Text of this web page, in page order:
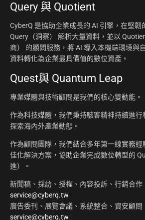
Query 與 Quotient
CyberQ 是協助企業成長的 AI 引擎，在堅韌
Query（洞察） 解析大量資料，並以
商） 的顧問服務，將 AI 導入本機端環境與
資料轉化為企業最具價值的數位資產。
Quest與 Quantum Leap
專業媒體與技術顧問是我們的核心雙動能。
作為科技媒體，我們秉持駭客精神持續進行
探索海內外產業動態。
作為顧問團隊，我們結合多年第一線實務
佳化解決方案，協助企業完成數位轉型的
進）。
新聞稿、採訪、授權、內容投訴、行銷合作
service@cyberq.tw
廣告委刊、展覽會議、系統整合、資安顧問
service@cyberq.tw